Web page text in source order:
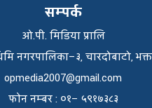
सम्पर्क
ओ.पी. मिडिया प्रालि
नगरपालिका–३, चारदोबाटो,
opmedia2007@gmail.com
फाेन नम्बर : ०१– ५९१७३८३